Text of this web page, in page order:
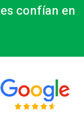
confían en